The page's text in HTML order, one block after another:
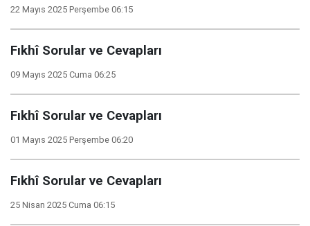
22 Mayıs 2025 Perşembe 06:15
Fıkhî Sorular ve Cevapları
09 Mayıs 2025 Cuma 06:25
Fıkhî Sorular ve Cevapları
01 Mayıs 2025 Perşembe 06:20
Fıkhî Sorular ve Cevapları
25 Nisan 2025 Cuma 06:15